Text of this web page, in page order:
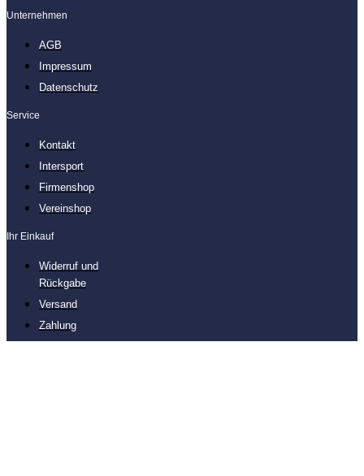
Unternehmen
AGB
Impressum
Datenschutz
Service
Kontakt
Intersport
Firmenshop
Vereinshop
Ihr Einkauf
Widerruf und
Rückgabe
Versand
Zahlung